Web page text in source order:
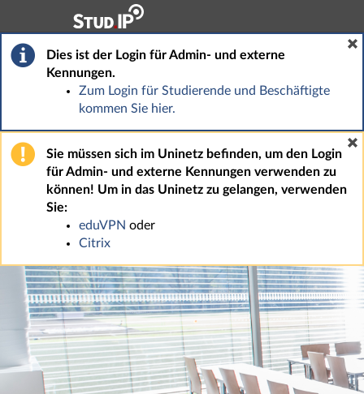
Hauptnavigation
Fußzeile
Dies ist der Login für Admin- und externe
Kennungen.
Zum Login für Studierende und Beschäftigte
kommen Sie hier.
Sie müssen sich im Uninetz befinden, um den Login
für Admin- und externe Kennungen verwenden zu
können! Um in das Uninetz zu gelangen, verwenden
Sie:
eduVPN oder
Citrix